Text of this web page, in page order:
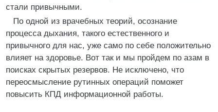
стали привычными.
По одной из врачебных теорий, осознание
процесса дыхания, такого естественного и
привычного для нас, уже само по себе положительно
влияет на здоровье. Вот так и мы пройдем по азам в
поисках скрытых резервов. Не исключено, что
переосмысление рутинных операций поможет
повысить КПД информационной работы.